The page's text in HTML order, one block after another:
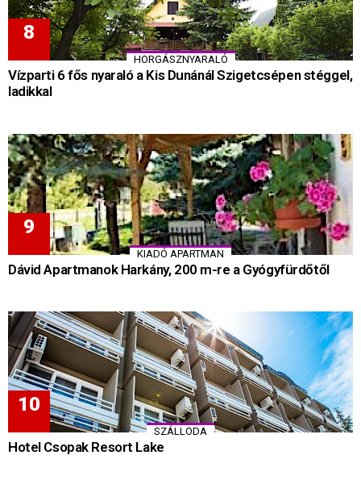
HORGÁSZNYARALÓ
Vízparti 6 fős nyaraló a Kis Dunánál Szigetcsépen stéggel,
ladikkal
KIADÓ APARTMAN
Dávid Apartmanok Harkány, 200 m-re a Gyógyfürdőtől
SZÁLLODA
Hotel Csopak Resort Lake